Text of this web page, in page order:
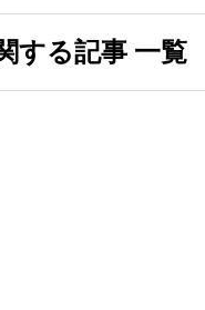
する記事 一覧